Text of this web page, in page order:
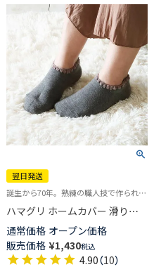
翌日発送
誕生から70年。熟練の職人技で作られた逸品 パイルソックス 冷えとり ルームソックス
ハマグリ ホームカバー 滑り止
め付き 室内用靴下 ルームソッ
クス レディース 【365日最短翌
日発送】03002211
通常価格 オープン価格
販売価格 ¥1,430税込
4.90（10）